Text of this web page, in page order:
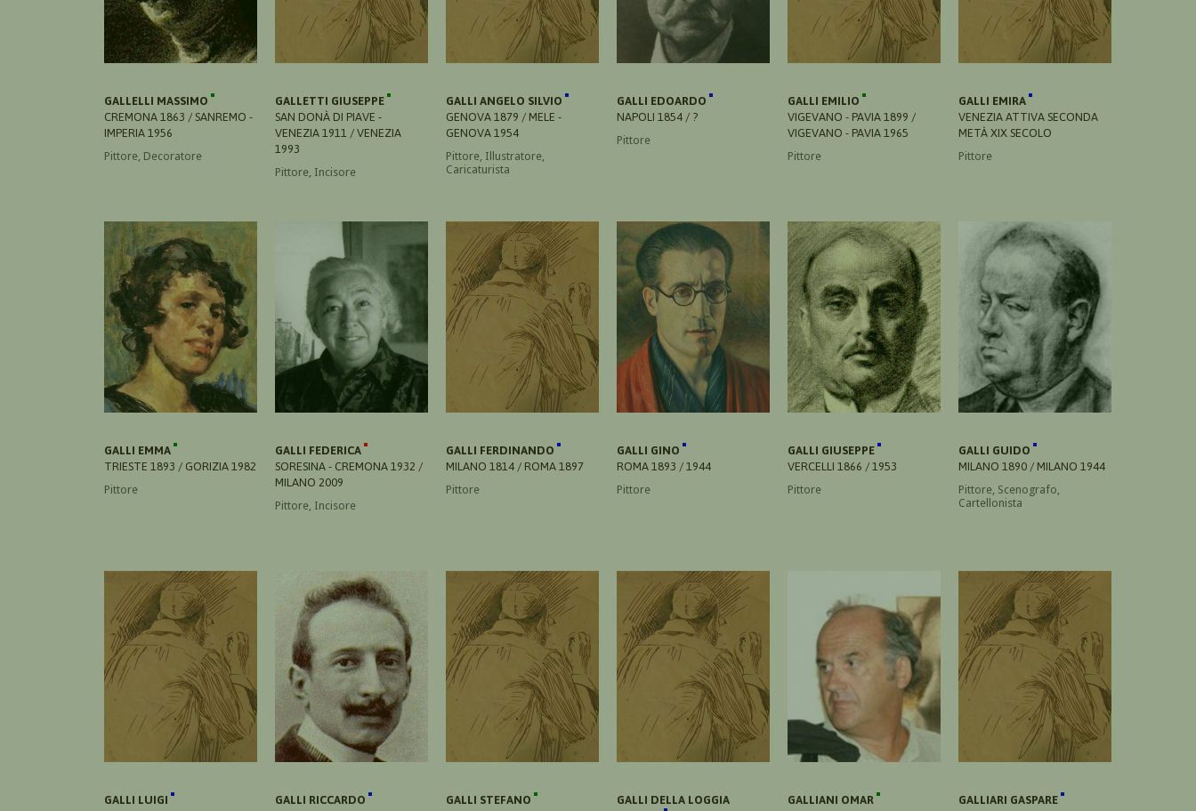
GALLELLI MASSIMO
CREMONA 1863 / SANREMO -
IMPERIA 1956
Pittore, Decoratore
GALLETTI GIUSEPPE
SAN DONÀ DI PIAVE -
VENEZIA 1911 / VENEZIA
1993
Pittore, Incisore
GALLI ANGELO SILVIO
GENOVA 1879 / MELE -
GENOVA 1954
Pittore, Illustratore,
Caricaturista
GALLI EDOARDO
NAPOLI 1854 / ?
Pittore
GALLI EMILIO
VIGEVANO - PAVIA 1899 /
VIGEVANO - PAVIA 1965
Pittore
GALLI EMIRA
VENEZIA ATTIVA SECONDA
METÀ XIX SECOLO
Pittore
GALLI EMMA
TRIESTE 1893 / GORIZIA 1982
Pittore
GALLI FEDERICA
SORESINA - CREMONA 1932 /
MILANO 2009
Pittore, Incisore
GALLI FERDINANDO
MILANO 1814 / ROMA 1897
Pittore
GALLI GINO
ROMA 1893 / 1944
Pittore
GALLI GIUSEPPE
VERCELLI 1866 / 1953
Pittore
GALLI GUIDO
MILANO 1890 / MILANO 1944
Pittore, Scenografo,
Cartellonista
GALLI LUIGI
GALLI RICCARDO
GALLI STEFANO
GALLI DELLA LOGGIA
GALLIANI OMAR
GALLIARI GASPARE